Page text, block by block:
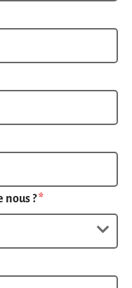
nous ?*